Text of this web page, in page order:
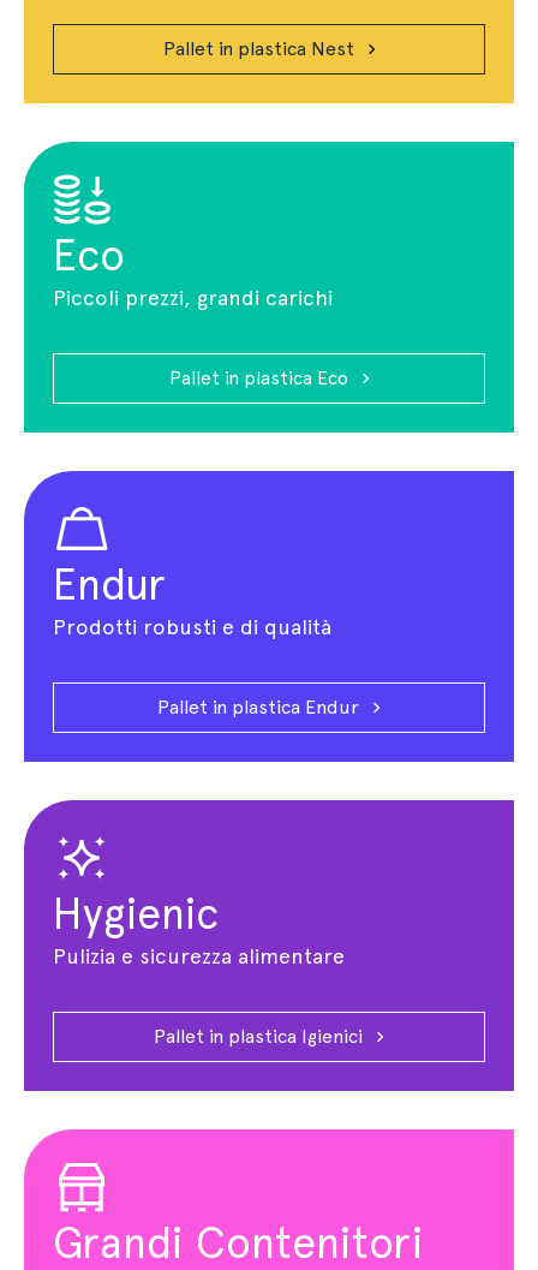
Pallet in plastica Nest
Eco
Piccoli prezzi, grandi carichi
Pallet in plastica Eco
Endur
Prodotti robusti e di qualità
Pallet in plastica Endur
Hygienic
Pulizia e sicurezza alimentare
Pallet in plastica Igienici
Grandi Contenitori